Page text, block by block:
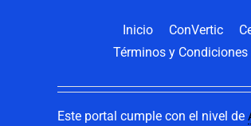
Inicio ConVertic
Términos y Condiciones
Este portal cumple con el nivel de